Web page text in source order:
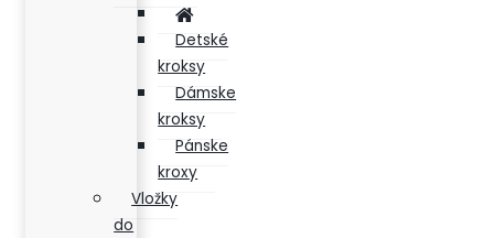
Detské
kroksy
Dámske
kroksy
Pánske
kroxy
Vložky
do